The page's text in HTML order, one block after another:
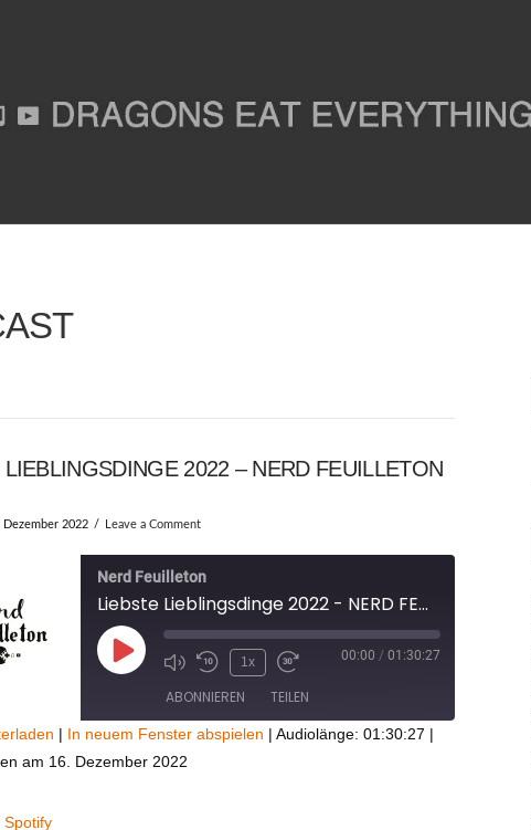
LIEBLINGSDINGE 2022 – NERD FEUILLETON
Dezember 2022 Leave a Comment
Nerd Feuilleton
Liebste Lieblingsdinge 2022 - NERD FEUILLETON #110
Play
Episode
1x 00:00 / 01:30:27
ABONNIEREN TEILEN
| In neuem Fenster abspielen | Audiolänge: 01:30:27 |
am 16. Dezember 2022
Spotify